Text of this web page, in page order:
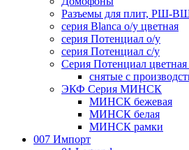
Разъемы для плит, РШ-
серия Blanca о/у цветная
серия Потенциал о/у
серия Потенциал с/у
Серия Потенциал
снятые с
ЭКФ Серия МИНСК
МИНСК бежевая
МИНСК белая
МИНСК рамки
007 Импорт